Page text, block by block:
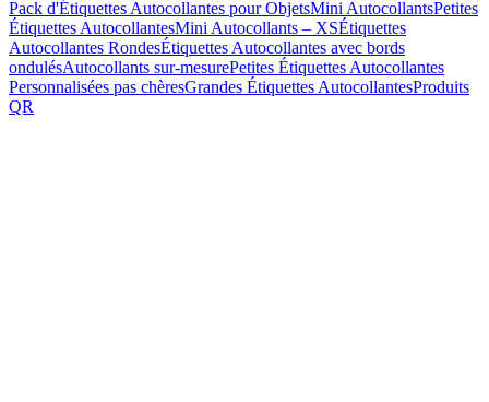
Pack d'Étiquettes Autocollantes pour ObjetsMini AutocollantsPetites
Étiquettes AutocollantesMini Autocollants – XSÉtiquettes
Autocollantes RondesÉtiquettes Autocollantes avec bords
ondulésAutocollants sur-mesurePetites Étiquettes Autocollantes
Personnalisées pas chèresGrandes Étiquettes AutocollantesProduits
QR